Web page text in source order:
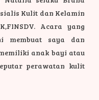
Kulit dan Kelamin
Acara yang
membuat saya dan
anak bayi atau
perawatan kulit